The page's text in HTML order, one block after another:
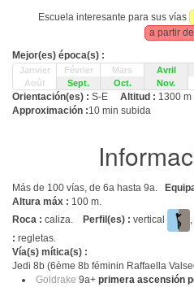
Escuela interesante para sus vías
a partir
Mejor(es) época(s) :
Janvier Février Mars Avril
Août
Sept. Oct. Nov.
Orientación(es) : S-E Altitud : 1300 m
Approximación :10 min subida
Más de 100 vías, de 6a hasta 9a.
Altura máx : 100 m.
Roca : caliza. Perfil(es) : vertical
: regletas.
Vía(s) mítica(s) :
Jedi 8b (6ème 8b féminin Raffaella
Goldrake 9a+ primera ascensión